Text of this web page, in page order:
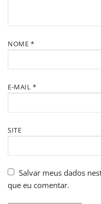
NOME *
E-MAIL *
SITE
Salvar meus dados
que eu comentar.